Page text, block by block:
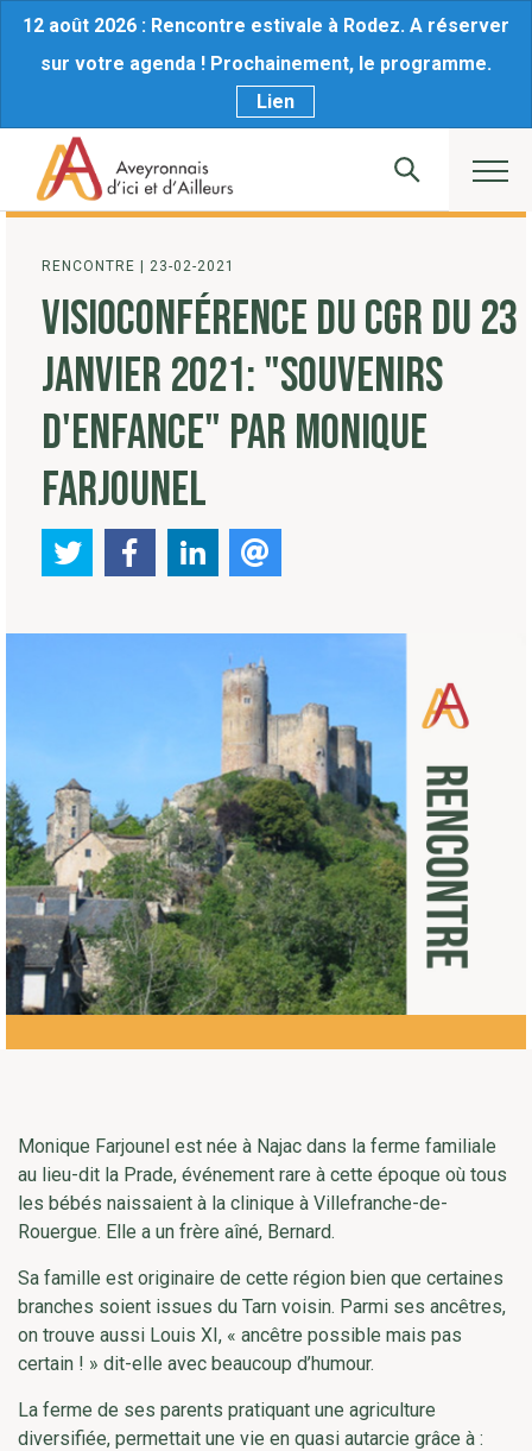
12 août 2026 : Rencontre estivale à Rodez. A réserver
sur votre agenda ! Prochainement, le programme.
Lien
RENCONTRE 23-02-2021
VISIOCONFÉRENCE DU CGR DU 23
JANVIER 2021: "SOUVENIRS
D'ENFANCE" PAR MONIQUE
FARJOUNEL
Monique Farjounel est née à Najac dans la ferme familiale
au lieu-dit la Prade, événement rare à cette époque où tous
les bébés naissaient à la clinique à Villefranche-de-
Rouergue. Elle a un frère aîné, Bernard.
Sa famille est originaire de cette région bien que certaines
branches soient issues du Tarn voisin. Parmi ses ancêtres,
on trouve aussi Louis XI, « ancêtre possible mais pas
certain ! » dit-elle avec beaucoup d’humour.
La ferme de ses parents pratiquant une agriculture
diversifiée, permettait une vie en quasi autarcie grâce à :